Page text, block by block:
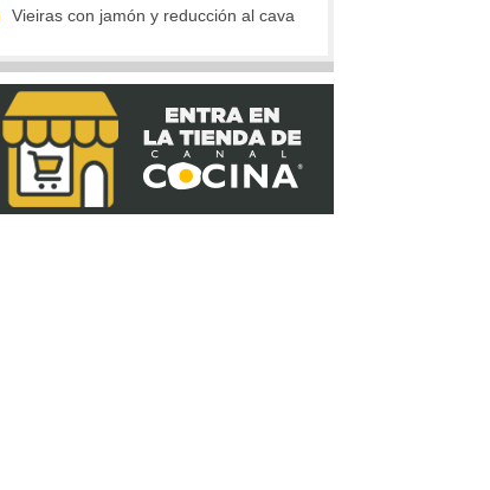
Vieiras con jamón y reducción al cava
Tronco de chocolate y turrón (sin gluten)